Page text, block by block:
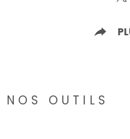
NOS OUTILS